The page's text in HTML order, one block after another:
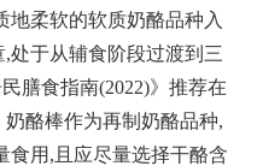
地柔软的软质奶酪品种入
处于从辅食阶段过渡到三
膳食指南(2022)》推荐在
酪棒作为再制奶酪品种,
食用,且应尽量选择干酪含